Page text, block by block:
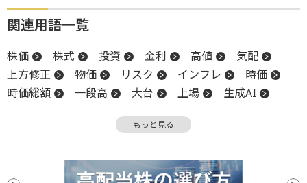
関連用語一覧
株価 株式 投資 金利 高値
気配
上方修正
物価 リスク インフレ
時価
時価総額
一段高 大台 上場
生成AI
もっと見る